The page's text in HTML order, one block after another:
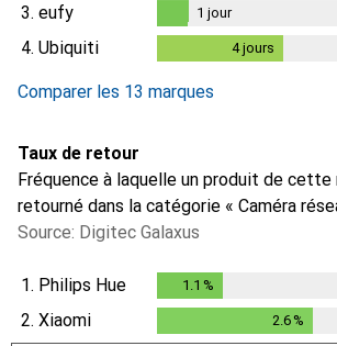
3. eufy
jour
1 jour
4. Ubiquiti 4jours
Comparer les 13 marques
Taux de retour
Fréquence à laquelle un produit de cette
retourné dans la catégorie « Caméra
Source: Digitec Galaxus
1. Philips Hue 1.1 %
2. Xiaomi 2.6%